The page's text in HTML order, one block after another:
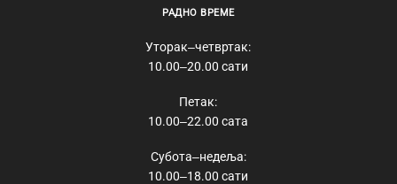
РАДНО ВРЕМЕ
Уторак‒четвртак:
10.00‒20.00 сати
Петак:
10.00‒22.00 сата
Субота‒недеља:
10.00‒18.00 сати